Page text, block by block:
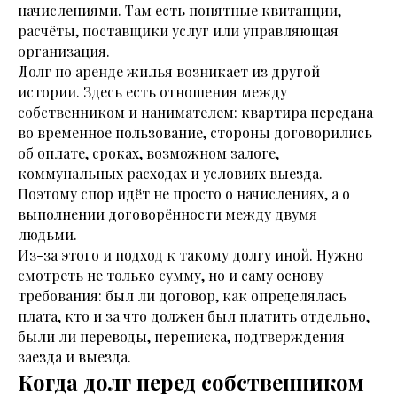
начислениями. Там есть понятные квитанции,
расчёты, поставщики услуг или управляющая
организация.
Долг по аренде жилья возникает из другой
истории. Здесь есть отношения между
собственником и нанимателем: квартира передана
во временное пользование, стороны договорились
об оплате, сроках, возможном залоге,
коммунальных расходах и условиях выезда.
Поэтому спор идёт не просто о начислениях, а о
выполнении договорённости между двумя
людьми.
Из-за этого и подход к такому долгу иной. Нужно
смотреть не только сумму, но и саму основу
требования: был ли договор, как определялась
плата, кто и за что должен был платить отдельно,
были ли переводы, переписка, подтверждения
заезда и выезда.
Когда долг перед собственником